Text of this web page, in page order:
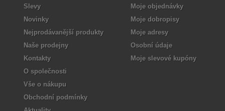
Slevy
Novinky
Nejprodávanější produkty
Naše prodejny
Kontakty
O společnosti
Vše o nákupu
Obchodní podmínky
Moje objednávky
Moje dobropisy
Moje adresy
Osobní údaje
Moje slevové kupóny